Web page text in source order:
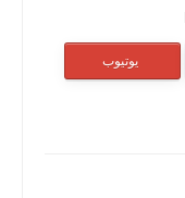
يوتيوب